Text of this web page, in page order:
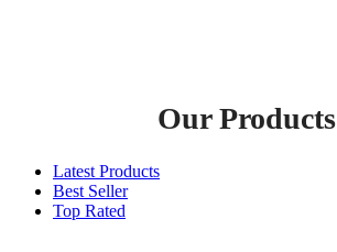
Our Products
Latest Products
Best Seller
Top Rated